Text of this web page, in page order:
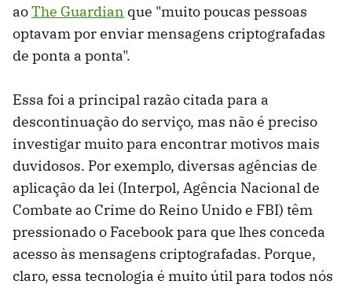
aoThe Guardian que "muito poucas pessoas
optavam por enviar mensagens criptografadas
de ponta a ponta".
Essa foi a principal razão citada para a
descontinuação do serviço, mas não é preciso
investigar muito para encontrar motivos mais
duvidosos. Por exemplo, diversas agências de
aplicação da lei (Interpol, Agência Nacional de
Combate ao Crime do Reino Unido e FBI) ​​têm
pressionado o Facebook para que lhes conceda
acesso às mensagens criptografadas. Porque,
claro, essa tecnologia é muito útil para todos nós